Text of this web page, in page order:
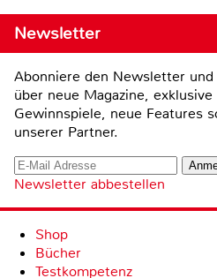
Newsletter
Abonniere den Newsletter
über neue Magazine, exklusive
Gewinnspiele, neue Features
unserer Partner.
Newsletter abbestellen
Shop
Bücher
Testkompetenz